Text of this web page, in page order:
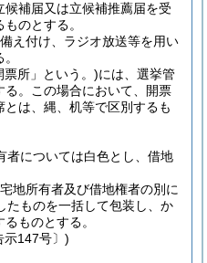
補届又は立候補推薦届を受
のとする。
え付け、ラジオ放送等を用い
票所」という。)には、選挙管
。
この場合において、開票
は、縄、机等で区別するも
者については白色とし、借地
地所有者及び借地権者の別に
たものを一括して包装し、か
ものとする。
示147号〕)